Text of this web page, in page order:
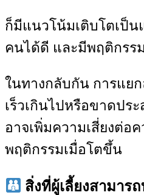
ก็มีแนวโน้มเติบโตเป็น
คนได้ดี และมีพฤติกรร
ในทางกลับกัน การแย
เร็วเกินไปหรือขาดปร
อาจเพิ่มความเสี่ยงต่อ
พฤติกรรมเมื่อโตขึ้น
สิ่งที่ผู้เลี้ยงสามาร